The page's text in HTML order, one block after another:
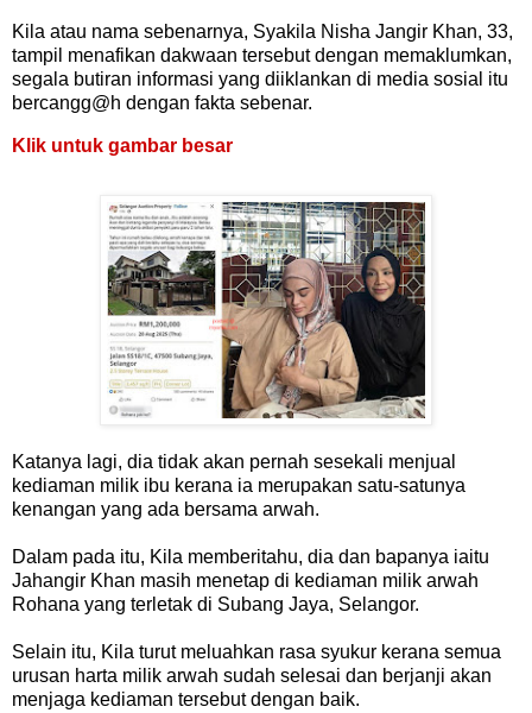
Kila atau nama sebenarnya, Syakila Nisha Jangir Khan, 33,
tampil menafikan dakwaan tersebut dengan memaklumkan,
segala butiran informasi yang diiklankan di media sosial itu
bercangg@h dengan fakta sebenar.
Klik untuk gambar besar
Katanya lagi, dia tidak akan pernah sesekali menjual
kediaman milik ibu kerana ia merupakan satu-satunya
kenangan yang ada bersama arwah.
Dalam pada itu, Kila memberitahu, dia dan bapanya iaitu
Jahangir Khan masih menetap di kediaman milik arwah
Rohana yang terletak di Subang Jaya, Selangor.
Selain itu, Kila turut meluahkan rasa syukur kerana semua
urusan harta milik arwah sudah selesai dan berjanji akan
menjaga kediaman tersebut dengan baik.